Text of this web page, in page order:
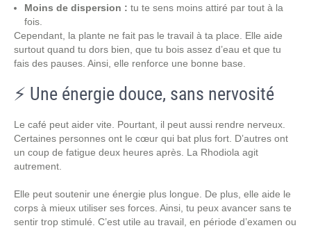
Moins de dispersion : tu te sens moins attiré par tout à la
fois.
Cependant, la plante ne fait pas le travail à ta place. Elle aide
surtout quand tu dors bien, que tu bois assez d’eau et que tu
fais des pauses. Ainsi, elle renforce une bonne base.
⚡ Une énergie douce, sans nervosité
Le café peut aider vite. Pourtant, il peut aussi rendre nerveux.
Certaines personnes ont le cœur qui bat plus fort. D’autres ont
un coup de fatigue deux heures après. La Rhodiola agit
autrement.
Elle peut soutenir une énergie plus longue. De plus, elle aide le
corps à mieux utiliser ses forces. Ainsi, tu peux avancer sans te
sentir trop stimulé. C’est utile au travail, en période d’examen ou